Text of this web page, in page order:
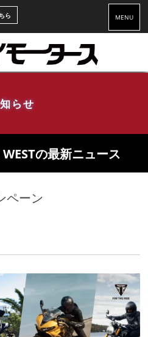
ら MENU
らせ
の最新ニュース
ペーン